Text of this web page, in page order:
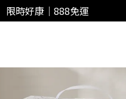
限時好康｜888免運